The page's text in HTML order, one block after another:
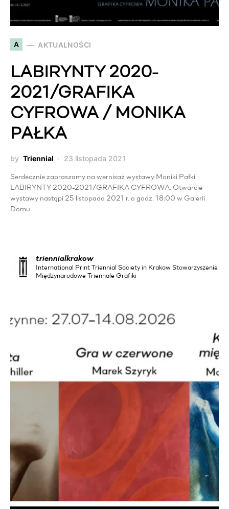
A AKTUALNOŚCI
LABIRYNTY 2020-
2021/GRAFIKA
CYFROWA / MONIKA
PAŁKA
by Triennial 23 listopada 2021
Serdecznie zapraszamy na wernisaż wystawy Moniki Pałki
LABIRYNTY 2020-2021/GRAFIKA CYFROWA. Otwarcie
wystawy nastąpi 25 listopada 2021 r. o godz. 18:00 w Galerii
Domu…
triennialkrakow
International Print Triennial Society in Krakow Stowarzyszenie
Międzynarodowe Triennale Grafiki